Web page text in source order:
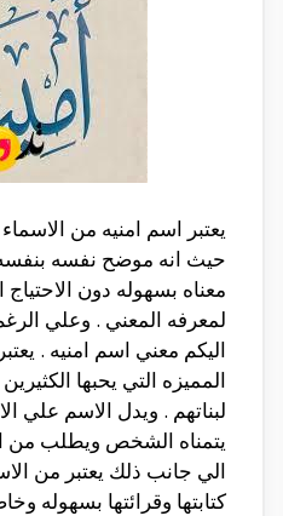
يعتبر اسم امنيه من
حيث انه موضح نفسه
معناه بسهوله دون
لمعرفه المعني . وعلي
اليكم معني اسم امنيه .
المميزه التي يحبها
لبناتهم . ويدل الاسم علي
يتمناه الشخص ويطلب من
الي جانب ذلك يعتبر من
كتابتها وقرائتها بسهوله